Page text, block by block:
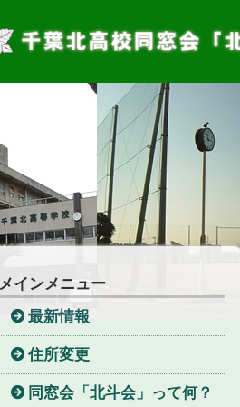
メインメニュー
最新情報
住所変更
同窓会「北斗会」って何？